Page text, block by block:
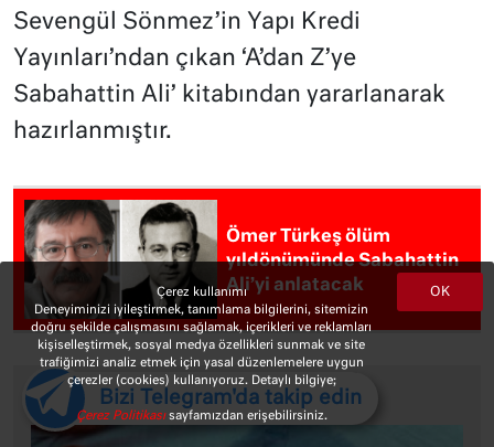
Sevengül Sönmez’in Yapı Kredi
Yayınları’ndan çıkan ‘A’dan Z’ye
Sabahattin Ali’ kitabından yararlanarak
hazırlanmıştır.
Ömer Türkeş ölüm
yıldönümünde Sabahattin
Ali’yi anlatacak
Günün 10 Haberi
OK
Çerez kullanımı
Deneyiminizi iyileştirmek, tanımlama bilgilerini, sitemizin
doğru şekilde çalışmasını sağlamak, içerikleri ve reklamları
kişiselleştirmek, sosyal medya özellikleri sunmak ve site
trafiğimizi analiz etmek için yasal düzenlemelere uygun
çerezler (cookies) kullanıyoruz. Detaylı bilgiye;
Çerez Politikasısayfamızdan erişebilirsiniz.
Bizi Telegram'da takip edin